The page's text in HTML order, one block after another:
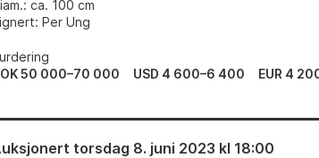
ca. 100 cm
Per Ung
50 000–70 000
USD 4 600–6 400 EUR 4
torsdag 8. juni 2023 kl 18:00